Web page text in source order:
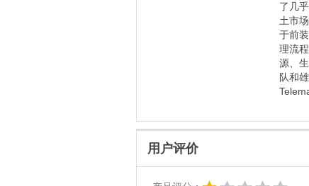
了几
土市
于前
理流
源、
队和
用户评价